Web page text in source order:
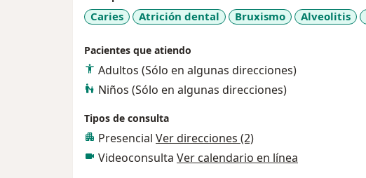
Caries Atrición dental Bruxismo Alveolitis
Pacientes que atiendo
Adultos (Sólo en algunas direcciones)
Niños (Sólo en algunas direcciones)
Tipos de consulta
Presencial Ver direcciones (2)
Videoconsulta Ver calendario en línea